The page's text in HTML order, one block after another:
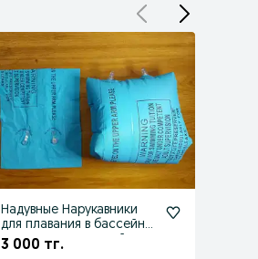
Надувные Нарукавники
для плавания в бассейне,
на море и открытой
3 000 тг.